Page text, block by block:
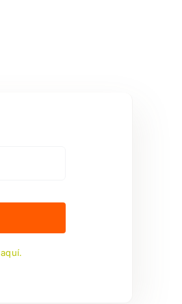
aquí.